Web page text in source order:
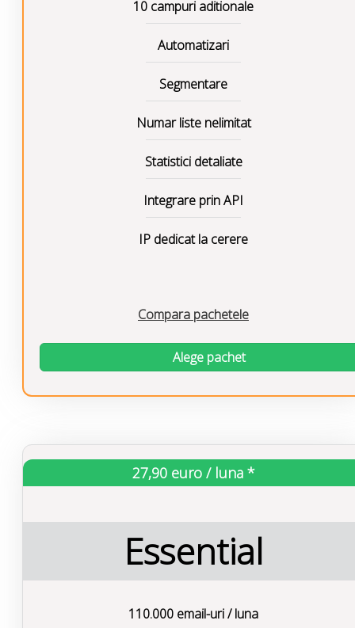
10 campuri aditionale
Automatizari
Segmentare
Numar liste nelimitat
Statistici detaliate
Integrare prin API
IP dedicat la cerere
Compara pachetele
Alege pachet
27,90 euro / luna *
Essential
110.000 email-uri / luna